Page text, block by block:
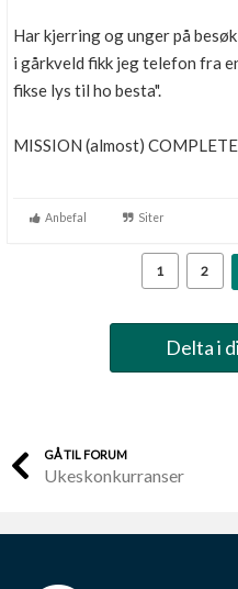
Har kjerring og unger på
i gårkveld fikk jeg telefon fra
fikse lys til ho besta".
MISSION (almost)
Anbefal Siter
1 2
Delta i
GÅ TIL FORUM
Ukeskonkurranser